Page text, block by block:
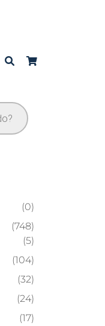
(0)
(748)
(5)
(104)
(32)
(24)
(17)